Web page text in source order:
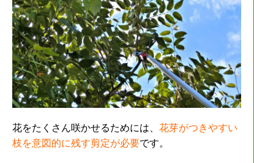
花をたくさん咲かせるためには、 花芽がつきやすい
枝を意図的に残す剪定が必要です。